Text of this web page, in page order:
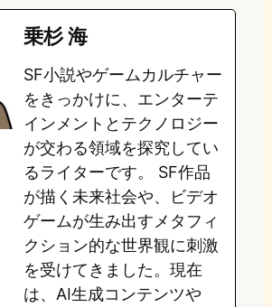
t
o
d
o
n
e
s
k
y
e
o
o
k
e
a
乗杉 海
SF小説やゲームカルチャー
をきっかけに、エンターテ
インメントとテクノロジー
が交わる領域を探究してい
るライターです。 SF作品
が描く未来社会や、ビデオ
ゲームが生み出すメタフィ
クション的な世界観に刺激
を受けてきました。現在
は、AI生成コンテンツや